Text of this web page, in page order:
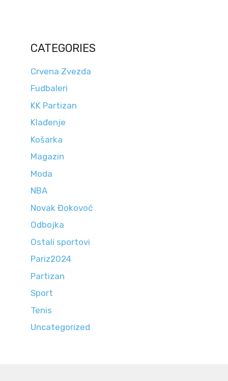
CATEGORIES
Crvena Zvezda
Fudbaleri
KK Partizan
Klađenje
Košarka
Magazin
Moda
NBA
Novak Đokovoć
Odbojka
Ostali sportovi
Pariz2024
Partizan
Sport
Tenis
Uncategorized